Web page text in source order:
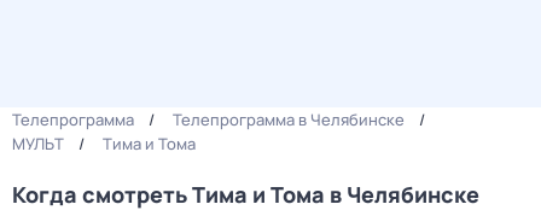
Телепрограмма
Телепрограмма в Челябинске
МУЛЬТ
Тима и Тома
Когда смотреть Тима и Тома в Челябинске